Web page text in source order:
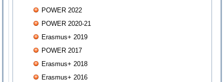
POWER 2022
POWER 2020-21
Erasmus+ 2019
POWER 2017
Erasmus+ 2018
Erasmus+ 2016